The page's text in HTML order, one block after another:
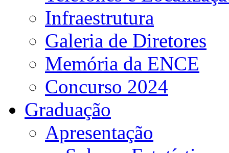
Infraestrutura
Galeria de Diretores
Memória da ENCE
Concurso 2024
Graduação
Apresentação